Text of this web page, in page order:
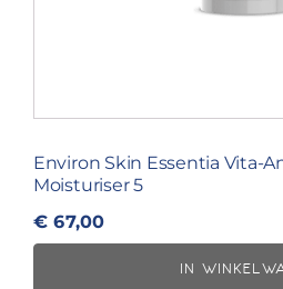
Environ Skin Essentia Vita-
Moisturiser 5
€ 67,00
IN